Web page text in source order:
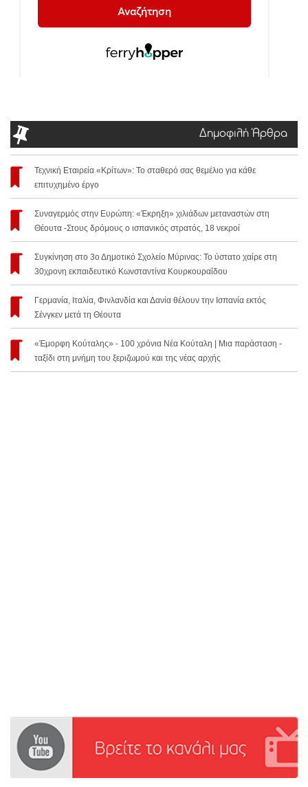
Δημοφιλή Άρθρα
Τεχνική Εταιρεία «Κρίτων»: Το σταθερό σας θεμέλιο για κάθε
επιτυχημένο έργο
Συναγερμός στην Ευρώπη: «Έκρηξη» χιλιάδων μεταναστών στη
Θέουτα -Στους δρόμους ο ισπανικός στρατός, 18 νεκροί
Συγκίνηση στο 3ο Δημοτικό Σχολείο Μύρινας: Το ύστατο χαίρε στη
30χρονη εκπαιδευτικό Κωνσταντίνα Κουρκουραΐδου
Γερμανία, Ιταλία, Φινλανδία και Δανία θέλουν την Ισπανία εκτός
Σένγκεν μετά τη Θέουτα
«Έμορφη Κούταλης» - 100 χρόνια Νέα Κούταλη | Μια παράσταση -
ταξίδι στη μνήμη του ξεριζωμού και της νέας αρχής